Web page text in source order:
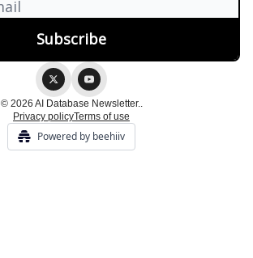
© 2026 AI Database Newsletter..
Privacy policyTerms of use
Powered by beehiiv